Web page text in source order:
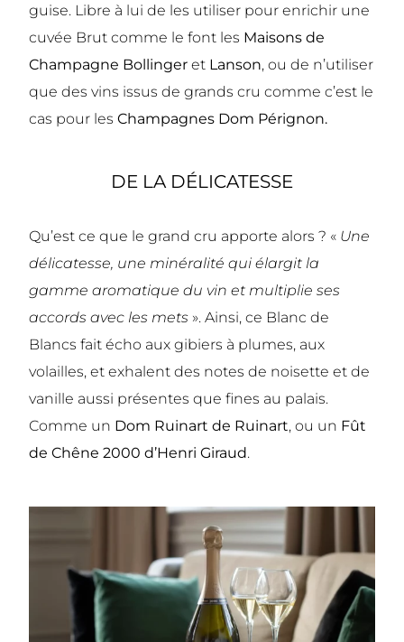
guise. Libre à lui de les utiliser pour enrichir une
cuvée Brut comme le font les Maisons de
Champagne Bollinger et Lanson, ou de n’utiliser
que des vins issus de grands cru comme c’est le
cas pour lesChampagnes Dom Pérignon.
DE LA DÉLICATESSE
Qu’est ce que le grand cru apporte alors ? « Une
délicatesse, une minéralité qui élargit la
gamme aromatique du vin et multiplie ses
accords avec les mets ». Ainsi, ce Blanc de
Blancs fait écho aux gibiers à plumes, aux
volailles, et exhalent des notes de noisette et de
vanille aussi présentes que fines au palais.
Comme un Dom Ruinart de Ruinart, ou un Fût
de Chêne 2000 d’Henri Giraud.